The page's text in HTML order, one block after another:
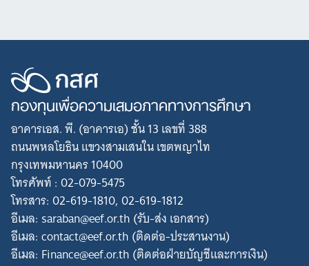
กองทุนเพื่อความเสมอภาคทางการศึกษา
อาคารเอส. พี. (อาคารเอ) ชั้น 13 เลขที่ 388
ถนนพหลโยธิน แขวงสามเสนใน เขตพญาไท
กรุงเทพมหานคร 10400
โทรศัพท์ : 02-079-5475
โทรสาร: 02-619-1810, 02-619-1812
อีเมล: saraban@eef.or.th (รับ-ส่ง เอกสาร)
อีเมล: contact@eef.or.th (ติดต่อ-ประสานงาน)
อีเมล: Finance@eef.or.th (ติดต่อฝ่ายบัญชีและการเงิน)